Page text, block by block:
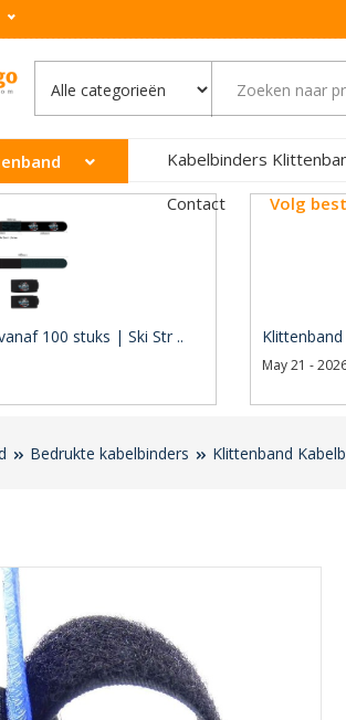
Kabelbinders
Contact
Volg
100 stuks | Ski Str ..
May 21 -
Bedrukte kabelbinders Klittenband